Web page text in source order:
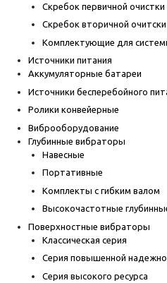
Скребок первичной очистки
Скребок вторичной очитски
Комплектующие для
Источники питания
Аккумуляторные батареи
Источники бесперебойного
Ролики конвейерные
Виброоборудование
Глубинные вибраторы
Навесные
Портативные
Комплекты с гибким валом
Высокочастотные
Поверхностные вибраторы
Классическая серия
Серия повышенной
Серия высокого ресурса